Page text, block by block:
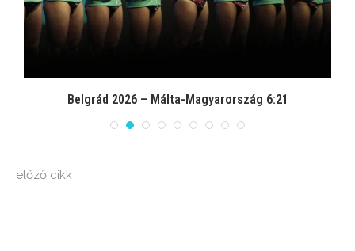
Belgrád 2026 – Málta-Magyarország 6:21
előző cikk